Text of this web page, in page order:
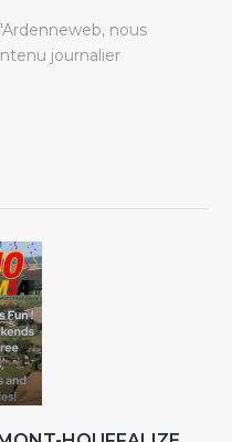
nous
journalier